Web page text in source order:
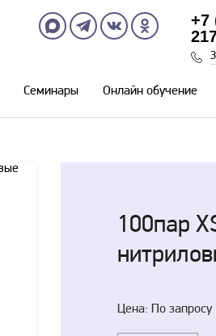
+7
Семинары Онлайн обучение
100пар
Цена: По запросу